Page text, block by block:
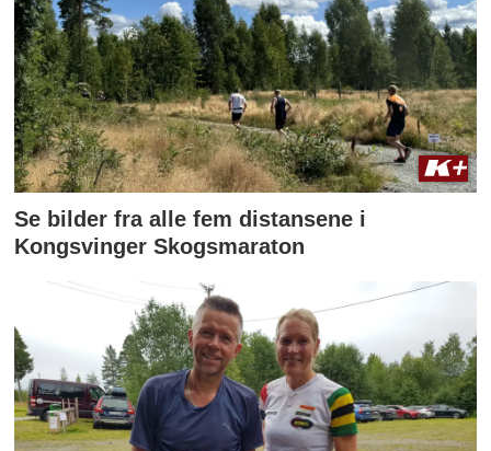
Se bilder fra alle fem distansene i
Kongsvinger Skogsmaraton